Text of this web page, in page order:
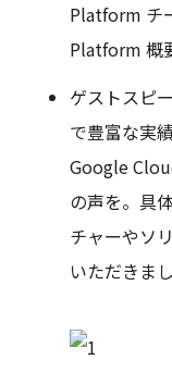
Platform チ
Platform 概
ゲストスピ
で豊富な実
Google
の声を。具
チャーやソ
いただきまし